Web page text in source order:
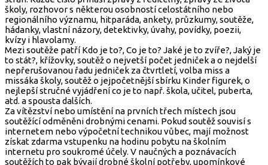
školy, rozhovor s některou osobností celostátního nebo
regionálního významu, hitparáda, ankety, průzkumy, soutěže,
hádanky, vlastní názory, detektivky, úvahy, povídky, poezii,
kvízy i hlavolamy.
Mezi soutěže patří Kdo je to?, Co je to? Jaké je to zvíře?, Jaký je
to stát?, křížovky, soutěž o nejvetší počet jedniček a o nejdelší
nepřerušovanou řadu jedniček za čtvrtletí, volba miss a
missáka školy, soutěž o jejpočetnější sbírku Kinder figurek, o
nejlepší stručné vyjádření co je to např. škola, učitel, puberta,
atd. a spousta dalších.
Za vítězství nebo umístění na prvních třech místech jsou
soutěžící odměněni drobnými cenami. Pokud soutěž souvisí s
internetem nebo výpočetní technikou vůbec, mají možnost
získat zdarma vstupenku na hodinu pobytu na školním
internetu pro soukromé účely. V naučných a poznávacích
soutěžích to pak bývají drobné školní potřeby, upomínkové